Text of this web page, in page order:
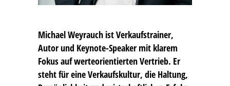
Michael Weyrauch ist Verkaufstrainer,
Autor und Keynote-Speaker mit klarem
Fokus auf werteorientierten Vertrieb. Er
steht für eine Verkaufskultur, die Haltung,